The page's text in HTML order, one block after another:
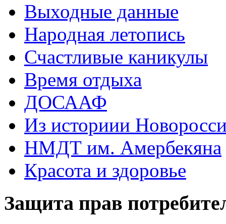
Выходные данные
Народная летопись
Счастливые каникулы
Время отдыха
ДОСААФ
Из историии
НМДТ им. Амербекяна
Красота и здоровье
Защита прав